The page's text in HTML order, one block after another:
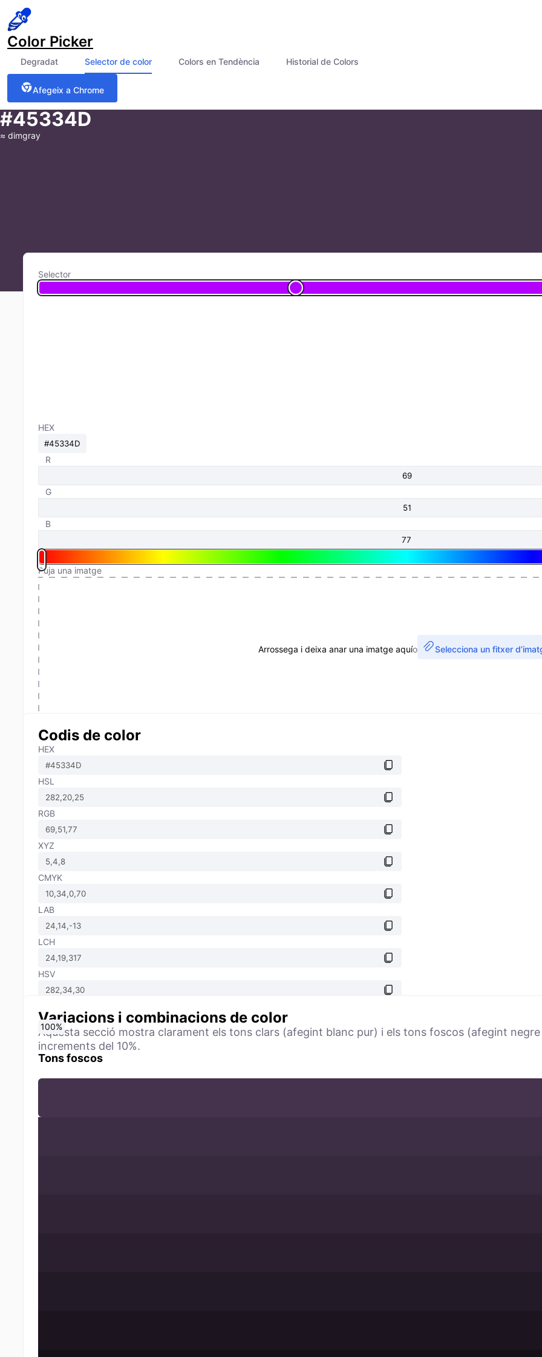
Color Picker
Degradat Selector de color Colors en Tendència Historial de Colors
Afegeix a Chrome
#45334D
≈ dimgray
Selector
HEX
R
G
B
Puja una imatge
Arrossega i deixa anar una imatge aquío Selecciona un fitxer
Codis de color
HEX
HSL
RGB
XYZ
CMYK
LAB
LCH
HSV
Variacions i combinacions de color
Aquesta secció mostra clarament els tons clars (afegint blanc pur) i els tons foscos (afegint
increments del 10%.
Tons foscos
0%
10%
20%
30%
40%
50%
60%
70%
80%
90%
100%